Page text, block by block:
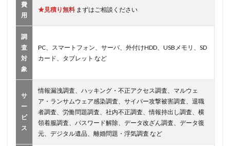
費
用
★見積り無料 まずはご相談ください
調
査
対
象
PC、スマートフォン、サーバ、外付けHDD、USBメモリ、SD
カード、タブレット など
サ
ー
ビ
ス
情報漏洩調査、ハッキング・不正アクセス調査、マルウェ
ア・ランサムウェア感染調査、サイバー攻撃被害調査、退職
者調査、労働問題調査、社内不正調査、情報持出し調査、横
領着服調査、パスワード解除、データ改ざん調査、データ復
元、デジタル遺品、離婚問題・浮気調査 など